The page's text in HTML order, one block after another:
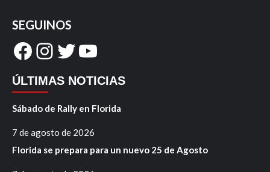
SEGUINOS
Facebook
Instagram
Twitter
YouTube
ÚLTIMAS NOTICIAS
Sábado de Rally en Florida
7 de agosto de 2026
Florida se prepara para un nuevo 25 de Agosto